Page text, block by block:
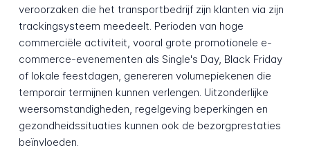
veroorzaken die het transportbedrijf zijn klanten via zijn
trackingsysteem meedeelt. Perioden van hoge
commerciële activiteit, vooral grote promotionele e-
commerce-evenementen als Single's Day, Black Friday
of lokale feestdagen, genereren volumepiekenen die
temporair termijnen kunnen verlengen. Uitzonderlijke
weersomstandigheden, regelgeving beperkingen en
gezondheidssituaties kunnen ook de bezorgprestaties
beïnvloeden.